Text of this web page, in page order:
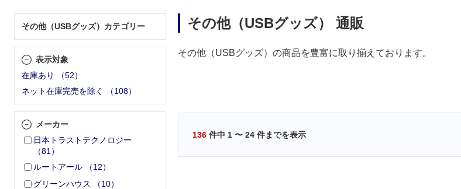
その他（USBグッズ）カテゴリー
表示対象
在庫あり
（52）
ネット在庫完売を除く
（108）
メーカー
日本トラストテクノロジー
（81 ）
ルートアール
（12）
グリーンハウス
（10）
その他（USBグッズ） 通販
その他（USBグッズ）の商品を豊富に取り揃えております。
136 件中 1 〜 24 件までを表示